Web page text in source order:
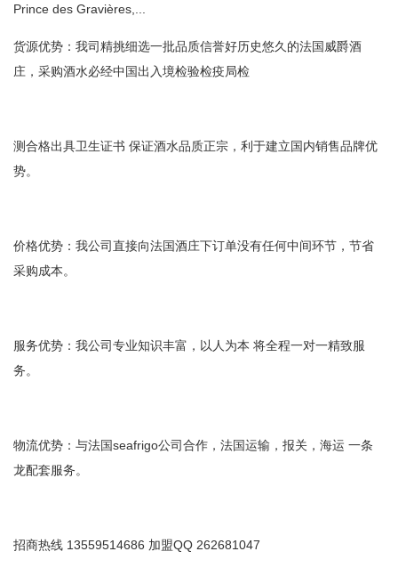
Prince des Gravières,...
货源优势：我司精挑细选一批品质信誉好历史悠久的法国威爵酒
庄，采购酒水必经中国出入境检验检疫局检
测合格出具卫生证书 保证酒水品质正宗，利于建立国内销售品牌优
势。
价格优势：我公司直接向法国酒庄下订单没有任何中间环节，节省
采购成本。
服务优势：我公司专业知识丰富，以人为本 将全程一对一精致服
务。
物流优势：与法国seafrigo公司合作，法国运输，报关，海运 一条
龙配套服务。
招商热线 13559514686 加盟QQ 262681047